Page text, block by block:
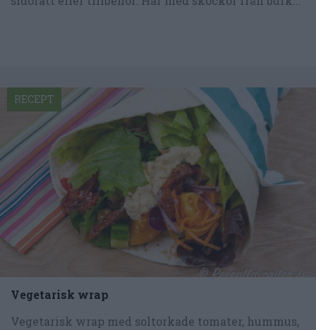
Vegetarisk wrap
Vegetarisk wrap med soltorkade tomater, hummus,
RECEPT